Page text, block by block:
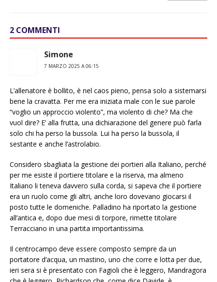
2 COMMENTI
Simone
7 MARZO 2025 A 06:15
L’allenatore è bollito, è nel caos pieno, pensa solo a sistemarsi
bene la cravatta. Per me era iniziata male con le sue parole
“voglio un approccio violento”, ma violento di che? Ma che
vuol dire? E’ alla frutta, una dichiarazione del genere può farla
solo chi ha perso la bussola. Lui ha perso la bussola, il
sestante e anche l’astrolabio.
Considero sbagliata la gestione dei portieri alla Italiano, perché
per me esiste il portiere titolare e la riserva, ma almeno
Italiano li teneva davvero sulla corda, si sapeva che il portiere
era un ruolo come gli altri, anche loro dovevano giocarsi il
posto tutte le domeniche. Palladino ha riportato la gestione
all’antica e, dopo due mesi di torpore, rimette titolare
Terracciano in una partita importantissima.
Il centrocampo deve essere composto sempre da un
portatore d’acqua, un mastino, uno che corre e lotta per due,
ieri sera si è presentato con Fagioli che è leggero, Mandragora